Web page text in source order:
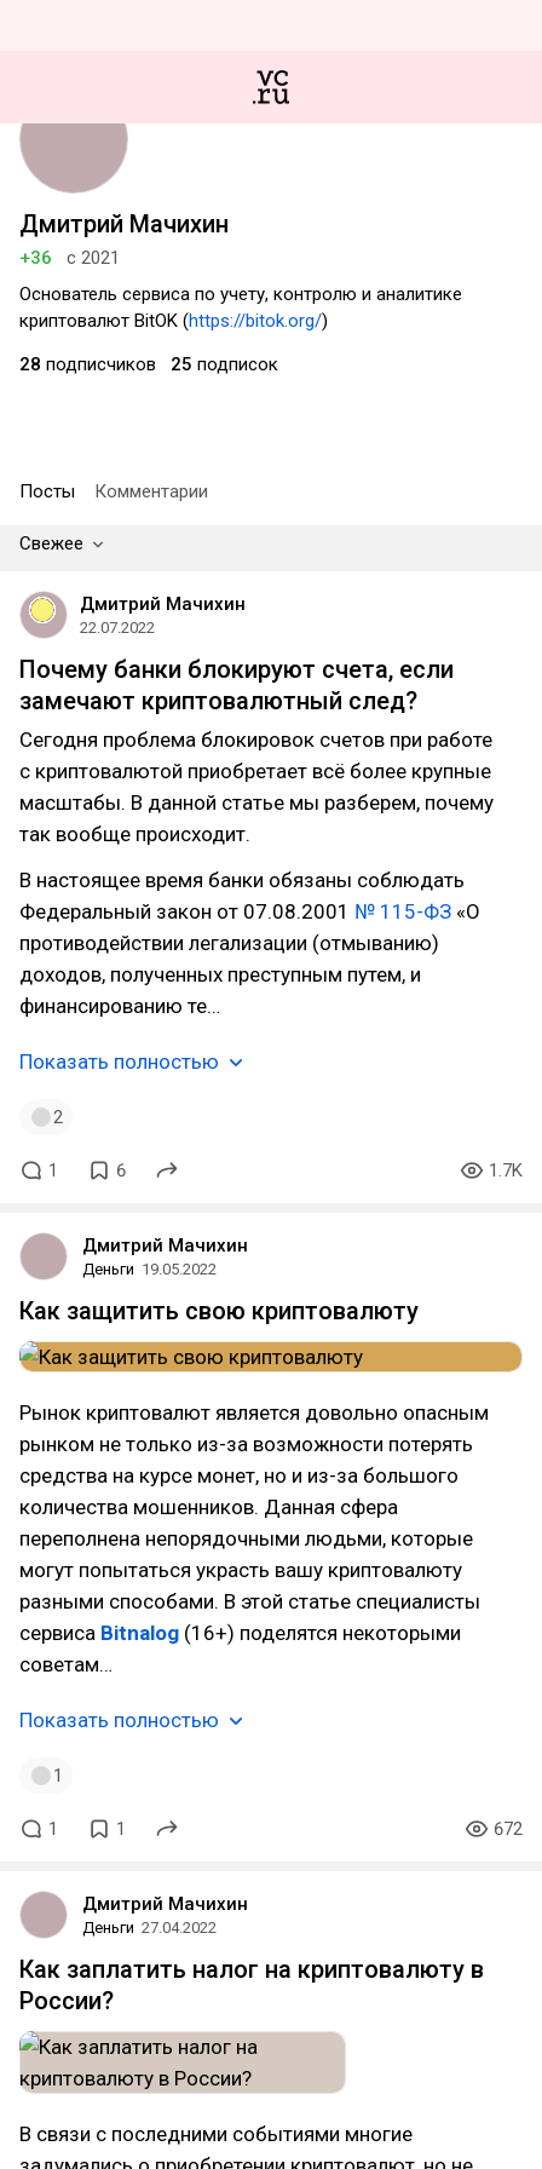
Дмитрий Мачихин
+36
с 2021
Основатель сервиса по учету, контролю и аналитике
криптовалют BitOK (https://bitok.org/)
28 подписчиков 25 подписок
Посты Комментарии
Свежее
Дмитрий Мачихин
22.07.2022
Почему банки блокируют счета, если
замечают криптовалютный след?
Сегодня проблема блокировок счетов при работе
с криптовалютой приобретает всё более крупные
масштабы. В данной статье мы разберем, почему
так вообще происходит.
В настоящее время банки обязаны соблюдать
Федеральный закон от 07.08.2001 № 115-ФЗ «О
противодействии легализации (отмыванию)
доходов, полученных преступным путем, и
финансированию те…
Показать полностью
2
1 6 1.7K
Дмитрий Мачихин
Деньги 19.05.2022
Как защитить свою криптовалюту
Рынок криптовалют является довольно опасным
рынком не только из-за возможности потерять
средства на курсе монет, но и из-за большого
количества мошенников. Данная сфера
переполнена непорядочными людьми, которые
могут попытаться украсть вашу криптовалюту
разными способами. В этой статье специалисты
сервиса Bitnalog (16+) поделятся некоторыми
советам…
Показать полностью
1
1 1 672
Дмитрий Мачихин
Деньги 27.04.2022
Как заплатить налог на криптовалюту в
России?
В связи с последними событиями многие